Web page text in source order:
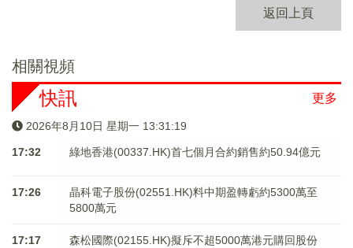
返回上頁
相關視頻
更多
快訊
2026年8月10日 星期一 13:31:19
17:32 綠地香港(00337.HK)首七個月合約銷售約50.94億元
17:26
晶科電子股份(02551.HK)料中期盈轉虧約5300萬至
5800萬元
17:17 森松國際(02155.HK)擬斥不超5000萬港元購回股份